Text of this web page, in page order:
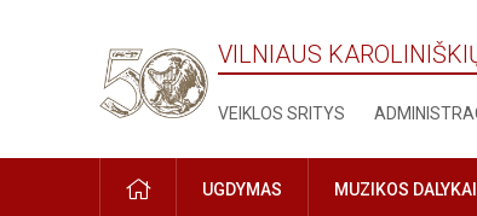
VILNIAUS
VEIKLOS SRITYS
PRADŽIAUGDYMAS MUZIKOS DALYKAI